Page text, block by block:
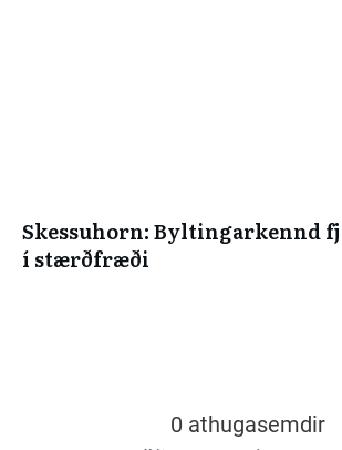
Skessuhorn: Byltingarkennd
í stærðfræði
0 athugasemdir